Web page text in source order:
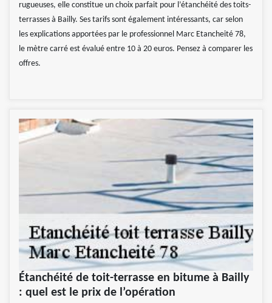
rugueuses, elle constitue un choix parfait pour l’étanchéité des toits-
terrasses à Bailly. Ses tarifs sont également intéressants, car selon
les explications apportées par le professionnel Marc Etancheité 78,
le mètre carré est évalué entre 10 à 20 euros. Pensez à comparer les
offres.
Étanchéité de toit-terrasse en bitume à Bailly
: quel est le prix de l’opération